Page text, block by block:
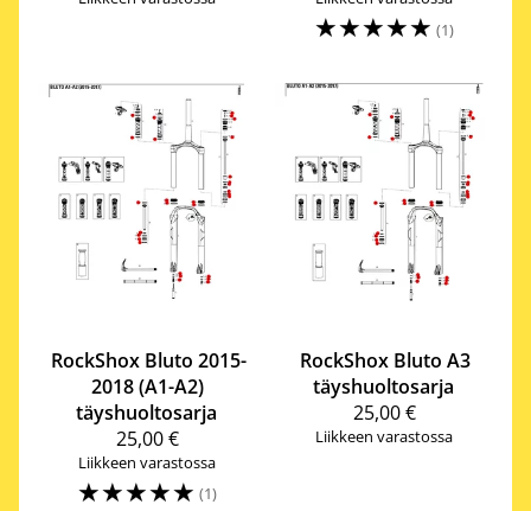
☆☆☆☆☆ (1)
RockShox Bluto 2015-
2018 (A1-A2)
täyshuoltosarja
25,00 €
Liikkeen varastossa
☆☆☆☆☆ (1)
RockShox Bluto A3
täyshuoltosarja
25,00 €
Liikkeen varastossa